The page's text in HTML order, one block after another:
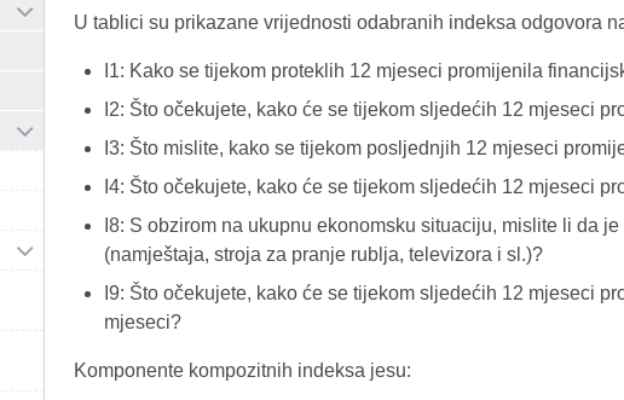
U tablici su prikazane vrijednosti odabranih indeksa odgovora
I1: Kako se tijekom proteklih 12 mjeseci promijenila
I2: Što očekujete, kako će se tijekom sljedećih 12 mjeseci
I3: Što mislite, kako se tijekom posljednjih 12 mjeseci
I4: Što očekujete, kako će se tijekom sljedećih 12 mjeseci
I8: S obzirom na ukupnu ekonomsku situaciju, mislite li da
(namještaja, stroja za pranje rublja, televizora i sl.)?
I9: Što očekujete, kako će se tijekom sljedećih 12 mjeseci
mjeseci?
Komponente kompozitnih indeksa jesu: